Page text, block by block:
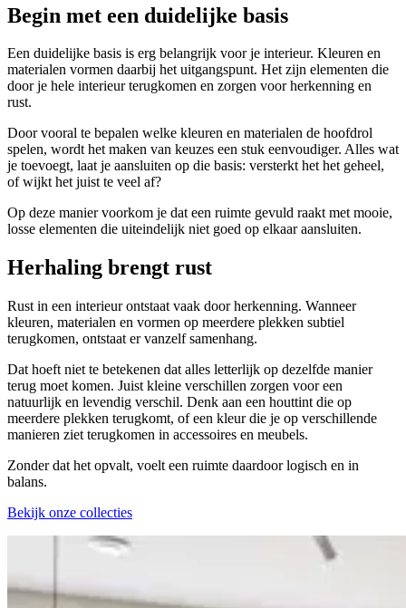
Begin met een duidelijke basis
Een duidelijke basis is erg belangrijk voor je interieur. Kleuren en
materialen vormen daarbij het uitgangspunt. Het zijn elementen die
door je hele interieur terugkomen en zorgen voor herkenning en
rust.
Door vooral te bepalen welke kleuren en materialen de hoofdrol
spelen, wordt het maken van keuzes een stuk eenvoudiger. Alles wat
je toevoegt, laat je aansluiten op die basis: versterkt het het geheel,
of wijkt het juist te veel af?
Op deze manier voorkom je dat een ruimte gevuld raakt met mooie,
losse elementen die uiteindelijk niet goed op elkaar aansluiten.
Herhaling brengt rust
Rust in een interieur ontstaat vaak door herkenning. Wanneer
kleuren, materialen en vormen op meerdere plekken subtiel
terugkomen, ontstaat er vanzelf samenhang.
Dat hoeft niet te betekenen dat alles letterlijk op dezelfde manier
terug moet komen. Juist kleine verschillen zorgen voor een
natuurlijk en levendig verschil. Denk aan een houttint die op
meerdere plekken terugkomt, of een kleur die je op verschillende
manieren ziet terugkomen in accessoires en meubels.
Zonder dat het opvalt, voelt een ruimte daardoor logisch en in
balans.
Bekijk onze collecties